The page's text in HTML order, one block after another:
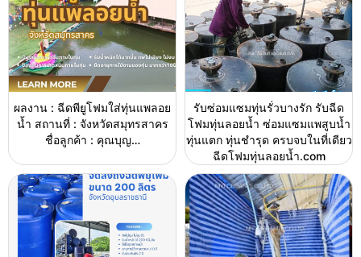
ผลงาน : ฉีดพียูโฟมใส่ทุ่นแพลอย
น้ำ สถานที่ : จังหวัดสมุทรสาคร
ชื่อลูกค้า : คุณบุญ…
รับซ่อมแซมทุ่นรั่วบางรัก รับฉีด
โฟมทุ่นลอยน้ำ ซ่อมแซมแพสูบน้ำ
ทุ่นแตก ทุ่นชำรุด ครบจบในที่เดียว
ฉีดโฟมทุ่นลอยน้ำ.com